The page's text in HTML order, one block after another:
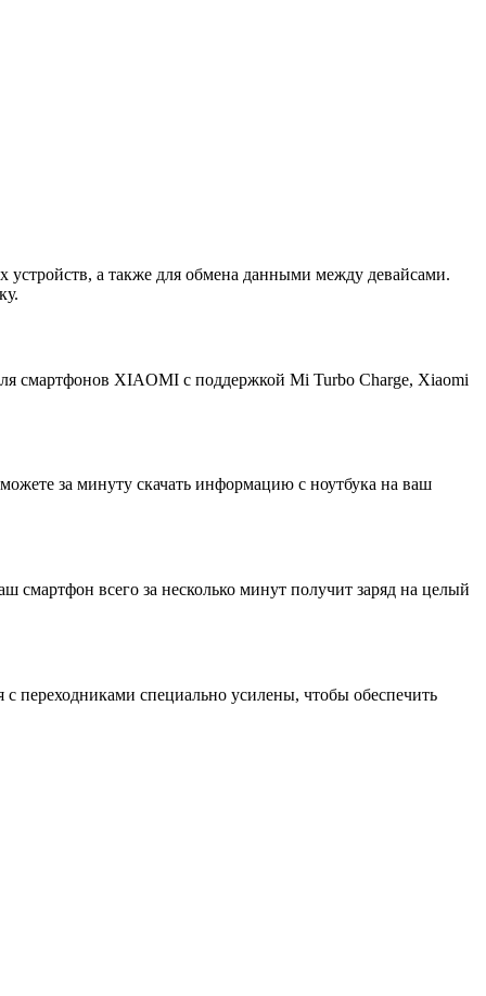
а также для обмена данными между девайсами.
смартфонов XIAOMI с поддержкой Mi Turbo Charge, Xiaomi
за минуту скачать информацию с ноутбука на ваш
всего за несколько минут получит заряд на целый
переходниками специально усилены, чтобы обеспечить